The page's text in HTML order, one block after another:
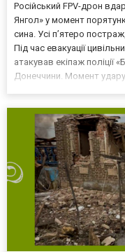
Російський FPV-дрон
Янгол» у момент
сина. Усі п’ятеро
Під час евакуації
атакував екіпаж поліції
Донеччини. Момент